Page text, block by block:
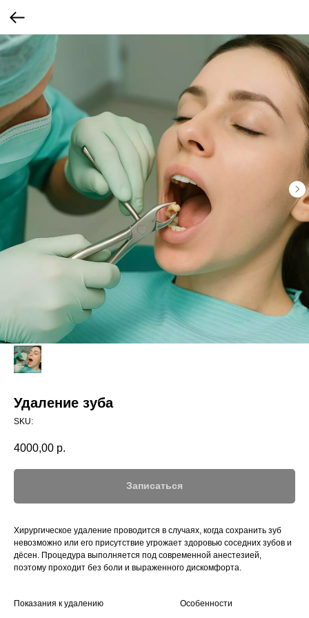
Удаление зуба
SKU:
4000,00 р.
Записаться
Хирургическое удаление проводится в случаях, когда сохранить зуб
невозможно или его присутствие угрожает здоровью соседних зубов и
дёсен. Процедура выполняется под современной анестезией,
поэтому проходит без боли и выраженного дискомфорта.
Показания к удалению Особенности